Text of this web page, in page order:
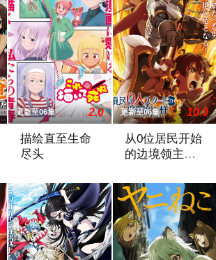
更新至06集 2.0
描绘直至生命
尽头
更新至06集 10.0
从0位居民开始
的边境领主大